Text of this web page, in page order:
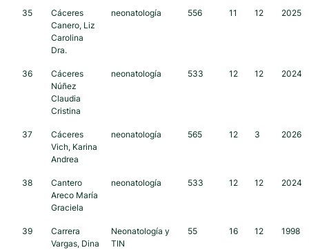
35
Cáceres
Canero, Liz
Carolina
Dra.
neonatología 556 11 12 2025
36
Cáceres
Núñez
Claudia
Cristina
neonatología 533 12 12 2024
37
Cáceres
Vich, Karina
Andrea
neonatología 565 12 3 2026
38
Cantero
Areco María
Graciela
neonatología 533 12 12 2024
39
Carrera
Vargas, Dina
Neonatología y
TIN
55 16 12 1998